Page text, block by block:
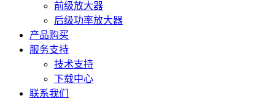
前级放大器
后级功率放大器
产品购买
服务支持
技术支持
下载中心
联系我们